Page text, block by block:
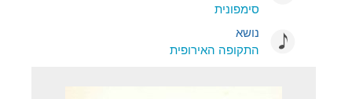
סימפונית
נושא
התקופה האירופית